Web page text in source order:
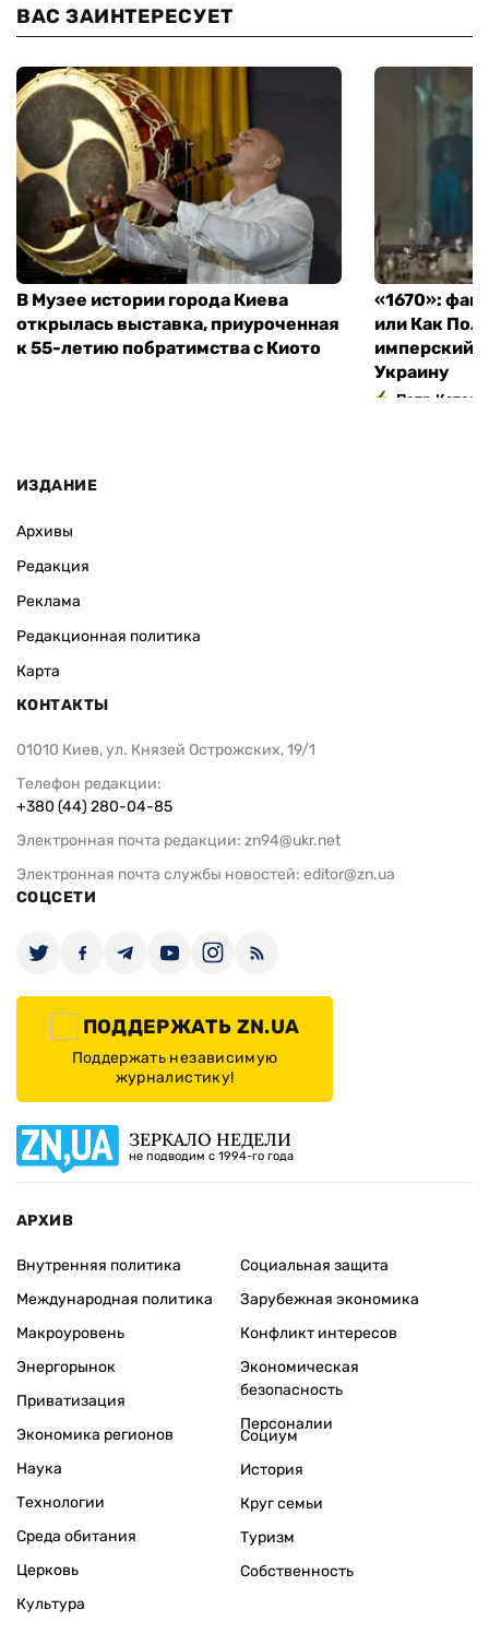
ВАС ЗАИНТЕРЕСУЕТ
В Музее истории города Киева
открылась выставка, приуроченная
к 55-летию побратимства с Киото
«1670»:
или Как
имперский
Украину
Петр
ИЗДАНИЕ
Архивы
Редакция
Реклама
Редакционная политика
Карта
КОНТАКТЫ
01010 Киев, ул. Князей Острожских, 19/1
Телефон редакции:
+380 (44) 280-04-85
Электронная почта редакции: zn94@ukr.net
Электронная почта службы новостей: editor@zn.ua
СОЦСЕТИ
ПОДДЕРЖАТЬ ZN.UA
Поддержать независимую
журналистику!
ЗЕРКАЛО НЕДЕЛИ
не подводим с 1994-го года
АРХИВ
Внутренняя политика
Международная политика
Макроуровень
Энергорынок
Приватизация
Экономика регионов
Социальная защита
Зарубежная экономика
Конфликт интересов
Экономическая
безопасность
Персоналии
Наука
Технологии
Среда обитания
Церковь
Культура
Социум
История
Круг семьи
Туризм
Собственность